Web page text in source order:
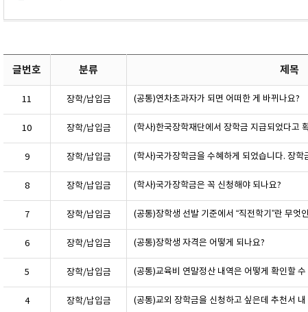
글번호 분류 제목
11 장학/납입금 (공통)연차초과자가 되면 어떠한 게 바뀌나요?
10 장학/납입금
9 장학/납입금 (학사)국가장학금을 수혜하게 되었습니다. 장학
8 장학/납입금 (학사)국가장학금은 꼭 신청해야 되나요?
7 장학/납입금 (공통)장학생 선발 기준에서 “직전학기”란 무엇
6 장학/납입금 (공통)장학생 자격은 어떻게 되나요?
5 장학/납입금 (공통)교육비 연말정산 내역은 어떻게 확인할 수
4 장학/납입금